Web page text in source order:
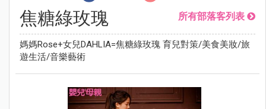
焦糖綠玫瑰 所有部落客列表
媽媽Rose+女兒DAHLIA=焦糖綠玫瑰 育兒對策/美食美妝/旅
遊生活/音樂藝術